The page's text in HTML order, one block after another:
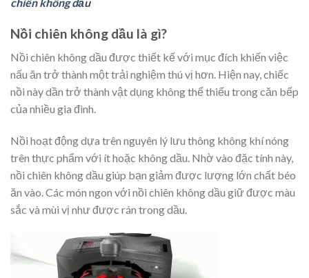
Nồi chiên không dầu là gì?
Nồi chiên không dầu được thiết kế với mục đích khiến việc
nấu ăn trở thành một trải nghiệm thú vị hơn. Hiện nay, chiếc
nồi này dần trở thành vật dụng không thể thiếu trong căn bếp
của nhiều gia đình.
Nồi hoạt động dựa trên nguyên lý lưu thông không khí nóng
trên thực phẩm với ít hoặc không dầu. Nhờ vào đặc tính này,
nồi chiên không dầu giúp bạn giảm được lượng lớn chất béo
ăn vào. Các món ngon với nồi chiên không dầu giữ được màu
sắc và mùi vị như được rán trong dầu.